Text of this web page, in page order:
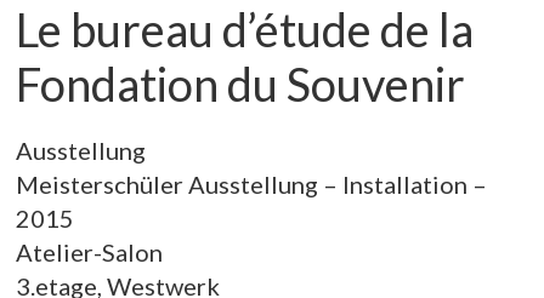
Le bureau d’étude de la
Fondation du Souvenir
Ausstellung
Meisterschüler Ausstellung – Installation –
2015
Atelier-Salon
3.etage, Westwerk